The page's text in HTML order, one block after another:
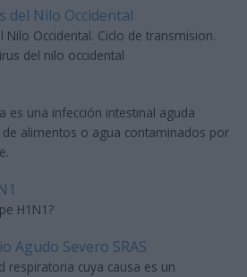
del Nilo Occidental
Occidental. Ciclo de transmision.
del nilo occidental
es una infección intestinal aguda
alimentos o agua contaminados por
H1N1?
Agudo Severo SRAS
respiratoria cuya causa es un